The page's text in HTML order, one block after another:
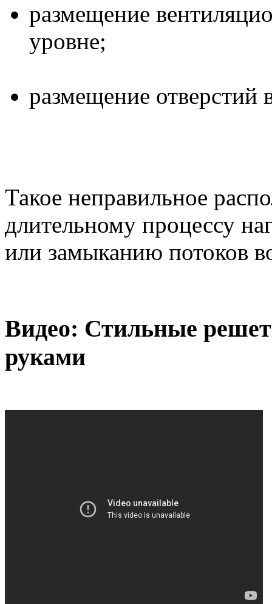
размещение
уровне;
размещение отверстий
Такое неправильное
длительному процессу
или замыканию потоков
Видео: Стильные
руками